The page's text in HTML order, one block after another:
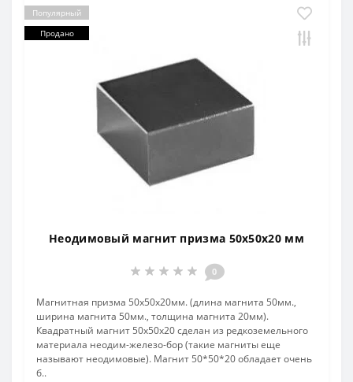
Популярный
Продано
Неодимовый магнит призма 50х50х20 мм
0
Магнитная призма 50х50х20мм. (длина магнита 50мм.,
ширина магнита 50мм., толщина магнита 20мм).
Квадратный магнит 50x50x20 сделан из редкоземельного
материала неодим-железо-бор (такие магниты еще
называют неодимовые). Магнит 50*50*20 обладает очень
б..